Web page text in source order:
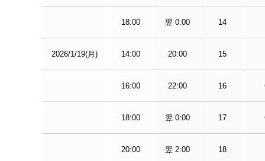
18:00 翌 0:00 14
2026/1/19(月) 14:00 20:00 15
16:00 22:00 16
18:00 翌 0:00 17
20:00 翌 2:00 18